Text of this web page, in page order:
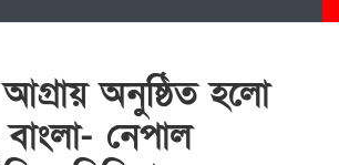
আগ্রায় অনুষ্ঠিত হলো
নেপাল